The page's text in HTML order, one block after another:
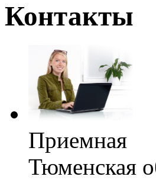
Контакты
Приемная
Тюменская